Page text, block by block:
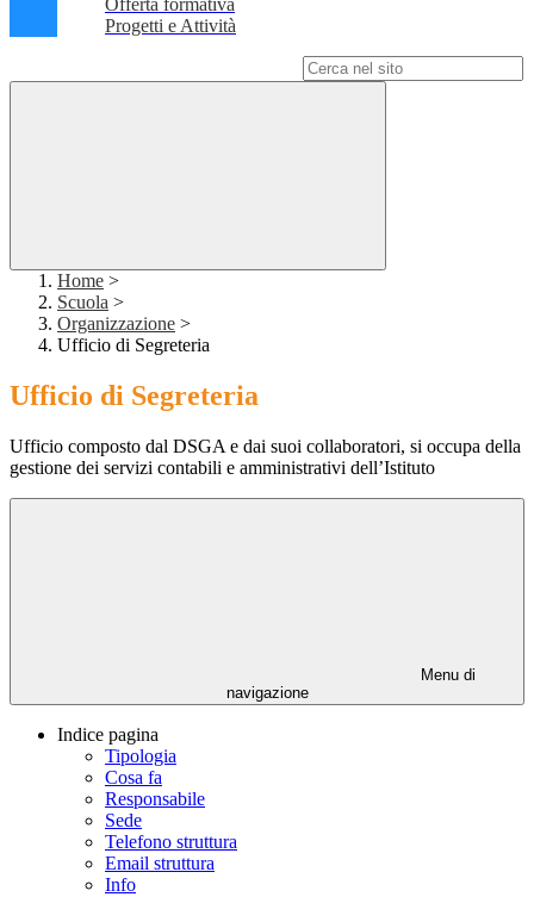
Offerta formativa
Progetti e Attività
Home >
Scuola >
Organizzazione >
Ufficio di Segreteria
Ufficio di Segreteria
Ufficio composto dal DSGA e dai suoi collaboratori, si occupa della
gestione dei servizi contabili e amministrativi dell’Istituto
Menu di
navigazione
Indice pagina
Tipologia
Cosa fa
Responsabile
Sede
Telefono struttura
Email struttura
Info